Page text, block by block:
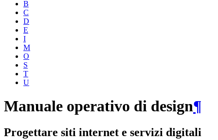
B
C
D
E
I
M
O
S
T
U
Manuale operativo di design¶
Progettare siti internet e servizi digitali